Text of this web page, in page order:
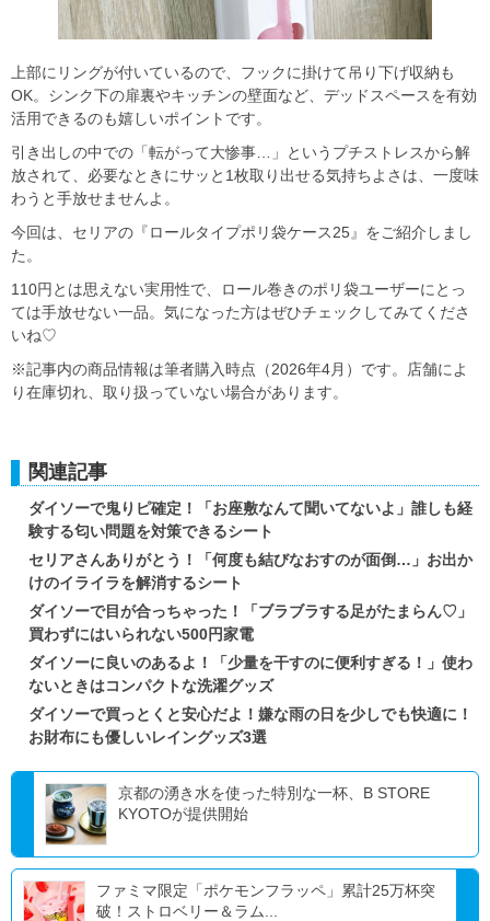
上部にリングが付いているので、フックに掛けて吊り下げ収納も
OK。シンク下の扉裏やキッチンの壁面など、デッドスペースを有効
活用できるのも嬉しいポイントです。
引き出しの中での「転がって大惨事…」というプチストレスから解
放されて、必要なときにサッと1枚取り出せる気持ちよさは、一度味
わうと手放せませんよ。
今回は、セリアの『ロールタイプポリ袋ケース25』をご紹介しまし
た。
110円とは思えない実用性で、ロール巻きのポリ袋ユーザーにとっ
ては手放せない一品。気になった方はぜひチェックしてみてくださ
いね♡
※記事内の商品情報は筆者購入時点（2026年4月）です。店舗によ
り在庫切れ、取り扱っていない場合があります。
関連記事
ダイソーで鬼りピ確定！「お座敷なんて聞いてないよ」誰しも経
験する匂い問題を対策できるシート
セリアさんありがとう！「何度も結びなおすのが面倒…」お出か
けのイライラを解消するシート
ダイソーで目が合っちゃった！「ブラブラする足がたまらん♡」
買わずにはいられない500円家電
ダイソーに良いのあるよ！「少量を干すのに便利すぎる！」使わ
ないときはコンパクトな洗濯グッズ
ダイソーで買っとくと安心だよ！嫌な雨の日を少しでも快適に！
お財布にも優しいレイングッズ3選
京都の湧き水を使った特別な一杯、B STORE
KYOTOが提供開始
ファミマ限定「ポケモンフラッペ」累計25万杯突
破！ストロベリー＆ラム...